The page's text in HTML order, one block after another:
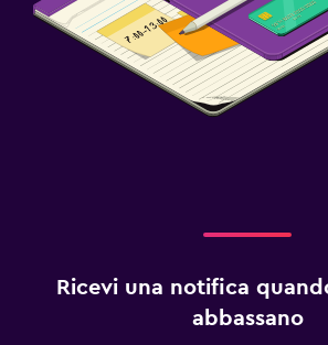
Ricevi una notifica
abbassano